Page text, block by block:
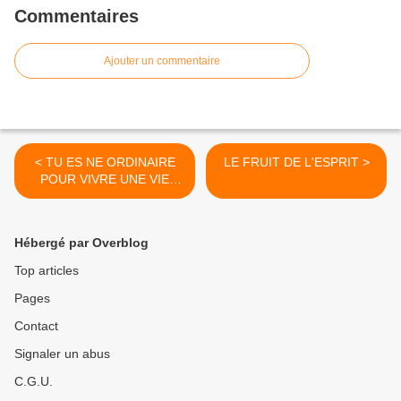
Commentaires
Ajouter un commentaire
< TU ES NE ORDINAIRE
POUR VIVRE UNE VIE
EXTRAORDINAIRE (FIN)
LE FRUIT DE L'ESPRIT >
Hébergé par Overblog
Top articles
Pages
Contact
Signaler un abus
C.G.U.